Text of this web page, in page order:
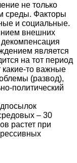
не только
среды. Факторы
и социальные.
внешних
является
на тот период
какие-то важные
(развод),
политический
– 30
растет при